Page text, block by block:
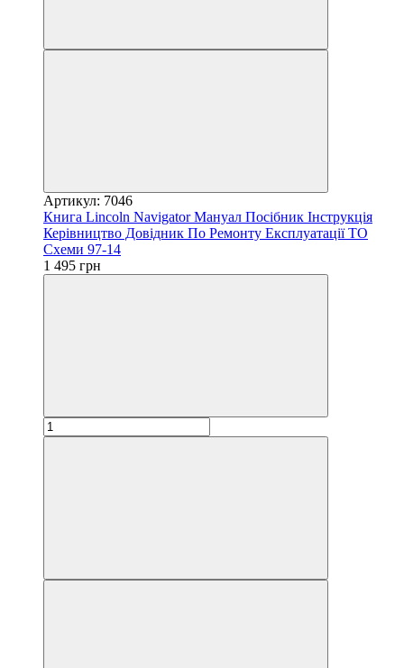
Артикул: 7046
Книга Lincoln Navigator Мануал Посібник Інструкція
Керівництво Довідник По Ремонту Експлуатації ТО
Схеми 97-14
1 495 грн